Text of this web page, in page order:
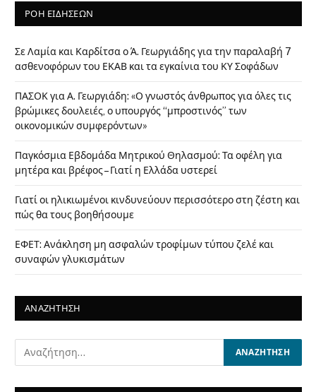
ΡΟΗ ΕΙΔΗΣΕΩΝ
Σε Λαμία και Καρδίτσα ο Ά. Γεωργιάδης για την παραλαβή 7
ασθενοφόρων του ΕΚΑΒ και τα εγκαίνια του ΚΥ Σοφάδων
ΠΑΣΟΚ για Α. Γεωργιάδη: «Ο γνωστός άνθρωπος για όλες τις
βρώμικες δουλειές, ο υπουργός “μπροστινός” των
οικονομικών συμφερόντων»
Παγκόσμια Εβδομάδα Μητρικού Θηλασμού: Τα οφέλη για
μητέρα και βρέφος – Γιατί η Ελλάδα υστερεί
Γιατί οι ηλικιωμένοι κινδυνεύουν περισσότερο στη ζέστη και
πώς θα τους βοηθήσουμε
ΕΦΕΤ: Ανάκληση μη ασφαλών τροφίμων τύπου ζελέ και
συναφών γλυκισμάτων
ΑΝΑΖΗΤΗΣΗ